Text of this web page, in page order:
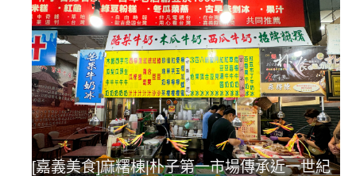
[嘉義美食]麻糬棟|朴子第一市場傳承近一世紀